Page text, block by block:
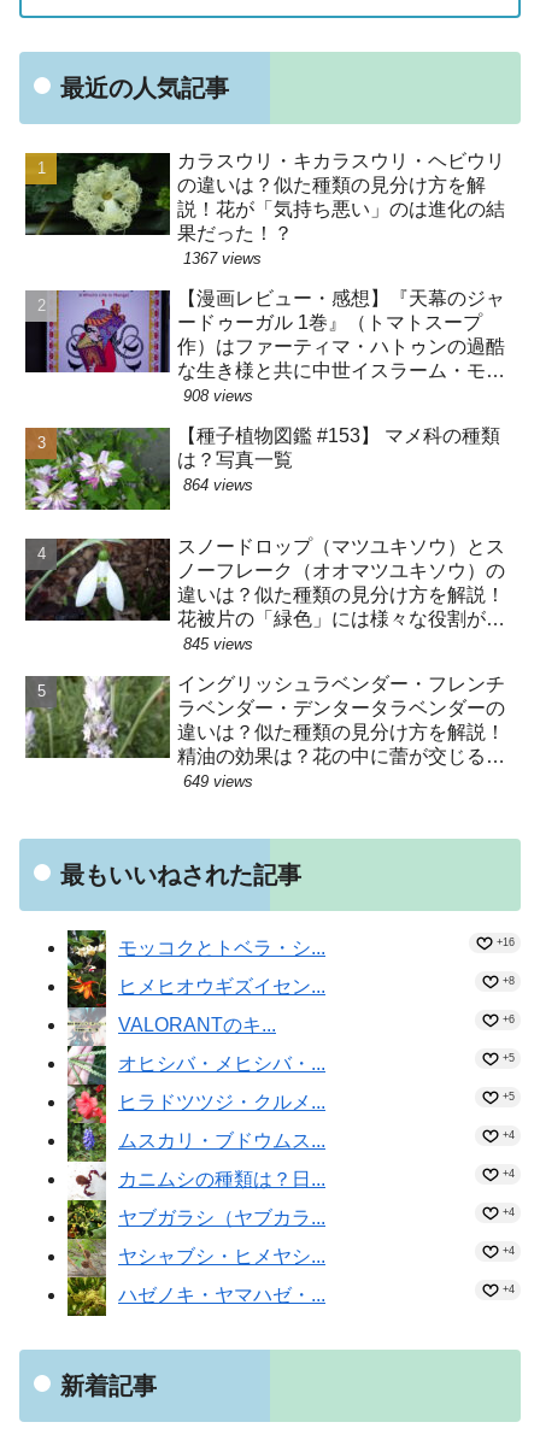
最近の人気記事
カラスウリ・キカラスウリ・ヘビウリ
の違いは？似た種類の見分け方を解
説！花が「気持ち悪い」のは進化の結
果だった！？
1367 views
【漫画レビュー・感想】『天幕のジャ
ードゥーガル 1巻』（トマトスープ
作）はファーティマ・ハトゥンの過酷
な生き様と共に中世イスラーム・モン
ゴルの暮らしが分かる漫画です【史実
908 views
【種子植物図鑑 #153】 マメ科の種類
は？写真一覧
864 views
スノードロップ（マツユキソウ）とス
ノーフレーク（オオマツユキソウ）の
違いは？似た種類の見分け方を解説！
花被片の「緑色」には様々な役割があ
った！？
845 views
イングリッシュラベンダー・フレンチ
ラベンダー・デンタータラベンダーの
違いは？似た種類の見分け方を解説！
精油の効果は？花の中に蕾が交じるの
はなぜ？種子はヒツジが運んでい
649 views
最もいいねされた記事
モッコクとトベラ・シ... +16
ヒメヒオウギズイセン... +8
VALORANTのキ... +6
オヒシバ・メヒシバ・... +5
ヒラドツツジ・クルメ... +5
ムスカリ・ブドウムス... +4
カニムシの種類は？日... +4
ヤブガラシ（ヤブカラ... +4
ヤシャブシ・ヒメヤシ... +4
ハゼノキ・ヤマハゼ・... +4
新着記事